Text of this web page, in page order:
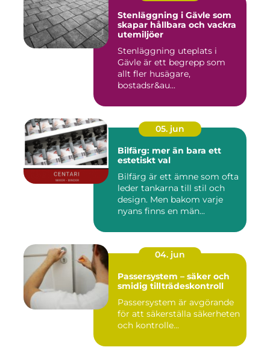
Stenläggning i Gävle som
skapar hållbara och vackra
utemiljöer
Stenläggning uteplats i
Gävle är ett begrepp som
allt fler husägare,
bostadsr&au...
05. jun
Bilfärg: mer än bara ett
estetiskt val
Bilfärg är ett ämne som ofta
leder tankarna till stil och
design. Men bakom varje
nyans finns en män...
04. jun
Passersystem – säker och
smidig tillträdeskontroll
Passersystem är avgörande
för att säkerställa säkerheten
och kontrolle...